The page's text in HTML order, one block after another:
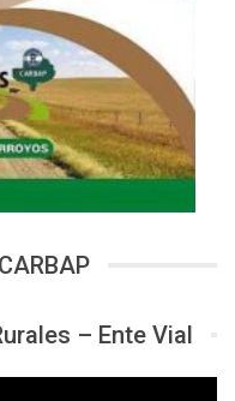
– Ente Vial